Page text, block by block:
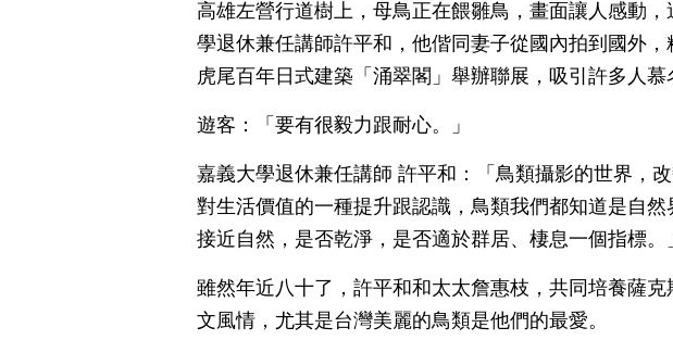
高雄左營行道樹上，母鳥正在餵雛鳥，畫面讓人感動
學退休兼任講師許平和，他偕同妻子從國內拍到國外
虎尾百年日式建築「涌翠閣」舉辦聯展，吸引許多人慕
遊客：「要有很毅力跟耐心。」
嘉義大學退休兼任講師 許平和：「鳥類攝影的世界，
對生活價值的一種提升跟認識，鳥類我們都知道是自
接近自然，是否乾淨，是否適於群居、棲息一個指標。
雖然年近八十了，許平和和太太詹惠枝，共同培養薩
文風情，尤其是台灣美麗的鳥類是他們的最愛。